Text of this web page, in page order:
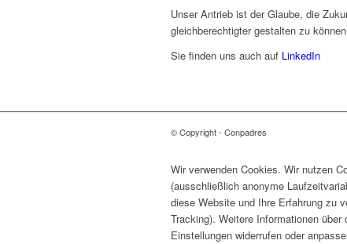
Unser Antrieb ist der Glaube, die
gleichberechtigter gestalten zu
Sie finden uns auch auf LinkedIn
© Copyright - Conpadres
Wir verwenden Cookies. Wir nutzen
(ausschließlich anonyme
diese Website und Ihre Erfahrung zu
Tracking). Weitere Informationen
Einstellungen widerrufen oder